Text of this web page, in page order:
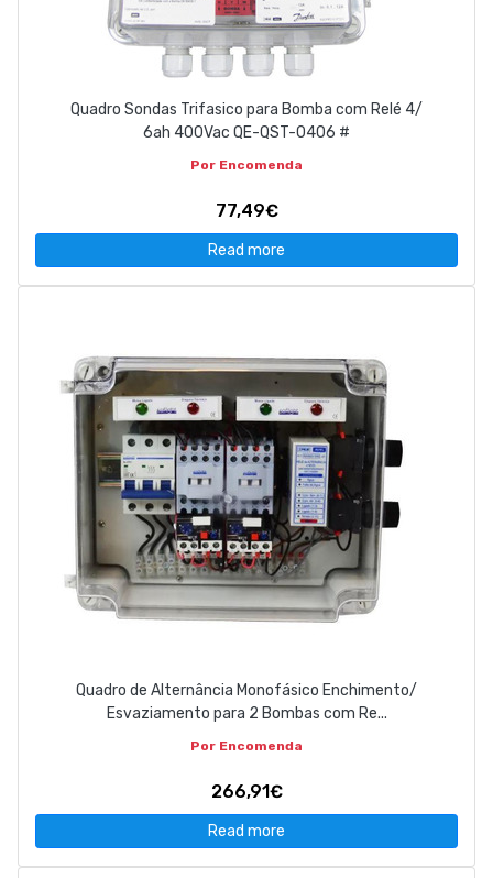
Quadro Sondas Trifasico para Bomba com Relé 4/
6ah 400Vac QE-QST-0406 #
Por Encomenda
77,49€
Read more
Quadro de Alternância Monofásico Enchimento/
Esvaziamento para 2 Bombas com Re...
Por Encomenda
266,91€
Read more